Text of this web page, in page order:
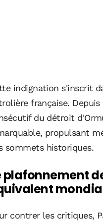
indignation s'inscrit
française.
du détroit
propulsant
sommets historiques.
plafonnement
contrer les critiques,